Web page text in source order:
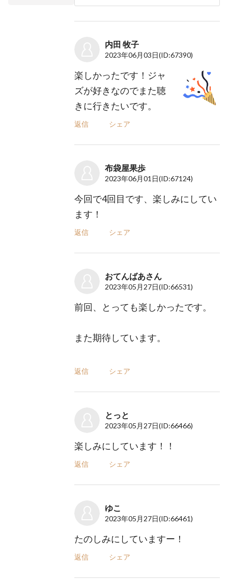
内田 牧子
2023年06月03日(ID:67390)
楽しかったです！ジャ
ズが好きなのでまた聴
きに行きたいです。
返信 シェア
布袋屋果歩
2023年06月01日(ID:67124)
今回で4回目です、楽しみにしてい
ます！
返信 シェア
おてんばあさん
2023年05月27日(ID:66531)
前回、とっても楽しかったです。
また期待しています。
返信 シェア
とっと
2023年05月27日(ID:66466)
楽しみにしています！！
返信 シェア
ゆこ
2023年05月27日(ID:66461)
たのしみにしていますー！
返信 シェア